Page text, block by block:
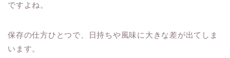
ですよね。
保存の仕方ひとつで、日持ちや風味に大きな差が出てしま
います。